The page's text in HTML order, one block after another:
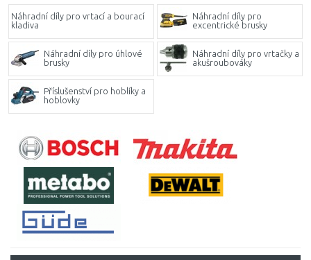
Náhradní díly pro vrtací a bourací
kladiva
Náhradní díly pro
excentrické brusky
Náhradní díly pro úhlové
brusky
Náhradní díly pro vrtačky a
akušroubováky
Příslušenství pro hoblíky a
hoblovky